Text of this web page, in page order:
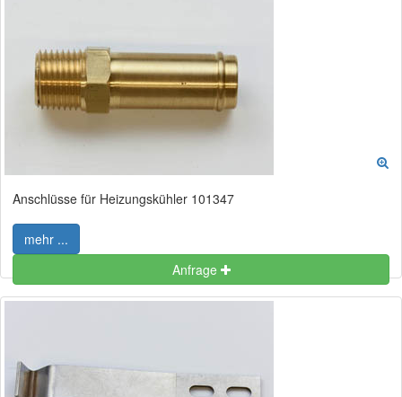
Anschlüsse für Heizungskühler 101347
mehr ...
Anfrage